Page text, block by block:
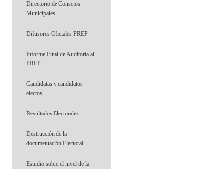
Directorio de Consejos
Municipales
Difusores Oficiales PREP
Informe Final de Auditoría al
PREP
Candidatas y candidatos
electos
Resultados Electorales
Destrucción de la
documentación Electoral
Estudio sobre el nivel de la